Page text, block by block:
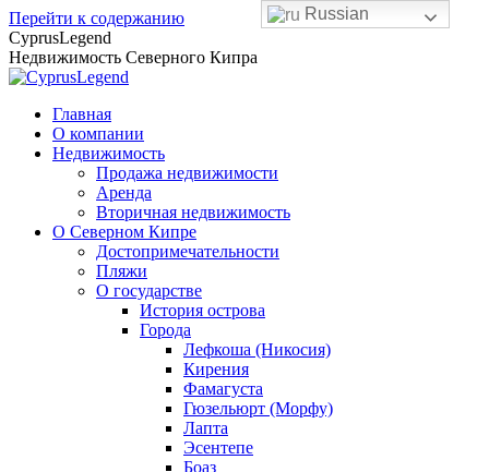
Перейти к содержанию
CyprusLegend
Недвижимость Северного Кипра
Главная
О компании
Недвижимость
Продажа недвижимости
Аренда
Вторичная недвижимость
О Северном Кипре
Достопримечательности
Пляжи
О государстве
История острова
Города
Лефкоша (Никосия)
Кирения
Фамагуста
Гюзельюрт (Морфу)
Лапта
Эсентепе
Боаз
Russian